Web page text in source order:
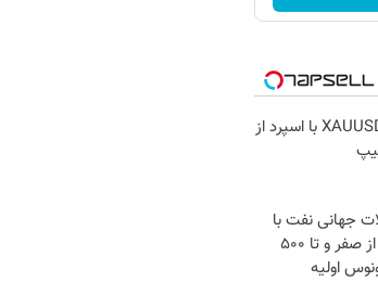
ترید XAUUSD با اسپرد از
جهانی نفت با
اسپرد از صفر و تا ۵۰۰
اولیه